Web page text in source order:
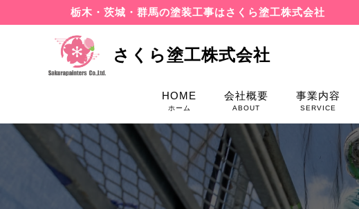
栃木・茨城・群馬の塗装工事はさくら塗工株式会社
さくら塗工株式会社
HOME
ホーム
会社概要
ABOUT
事業内容
SERVICE